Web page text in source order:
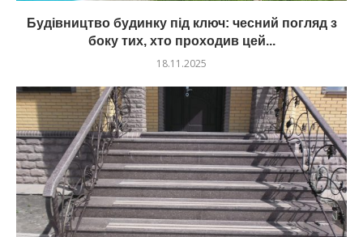
Будівництво будинку під ключ: чесний погляд з
боку тих, хто проходив цей...
18.11.2025